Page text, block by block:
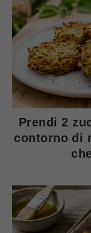
Prendi 2
contorno di